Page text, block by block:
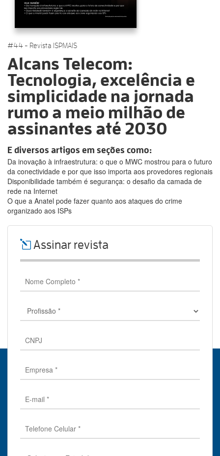
#44 - Revista ISPMAIS
Alcans Telecom:
Tecnologia, excelência e
simplicidade na jornada
rumo a meio milhão de
assinantes até 2030
E diversos artigos em seções como:
Da inovação à infraestrutura: o que o MWC mostrou para o futuro
da conectividade e por que isso importa aos provedores regionais
Disponibilidade também é segurança: o desafio da camada de
rede na Internet
O que a Anatel pode fazer quanto aos ataques do crime
organizado aos ISPs
Assinar revista